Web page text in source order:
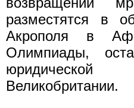
разместятся в
Акрополя в
Олимпиады,
юридической
Великобритании.